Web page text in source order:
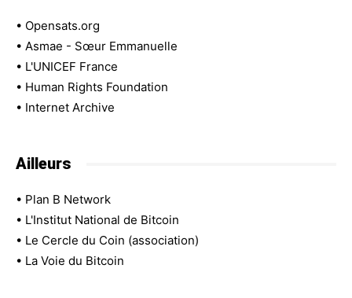
• Opensats.org
• Asmae - Sœur Emmanuelle
• L'UNICEF France
• Human Rights Foundation
• Internet Archive
Ailleurs
• Plan B Network
• L'Institut National de Bitcoin
• Le Cercle du Coin (association)
• La Voie du Bitcoin